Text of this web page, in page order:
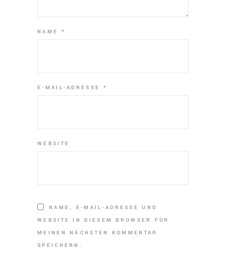
NAME *
E-MAIL-ADRESSE *
WEBSITE
NAME, E-MAIL-ADRESSE UND
WEBSITE IN DIESEM BROWSER FÜR
MEINEN NÄCHSTEN KOMMENTAR
SPEICHERN.